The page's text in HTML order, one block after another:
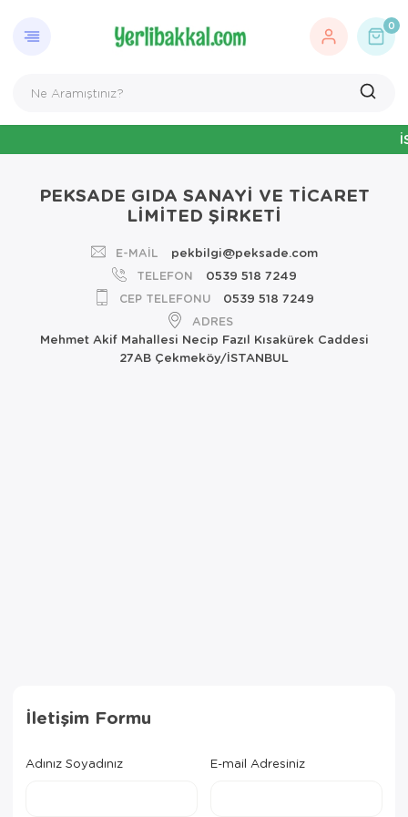
0
PEKSADE GIDA SANAYİ VE TİCARET
LİMİTED ŞİRKETİ
E-MAIL pekbilgi@peksade.com
TELEFON 0539 518 7249
CEP TELEFONU 0539 518 7249
ADRES
Mehmet Akif Mahallesi Necip Fazıl Kısakürek Caddesi
27AB Çekmeköy/İSTANBUL
İletişim Formu
Adınız Soyadınız E-mail Adresiniz
AYNI GÜN